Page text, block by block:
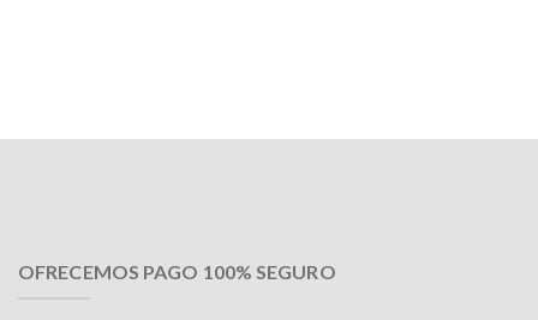
OFRECEMOS PAGO 100% SEGURO